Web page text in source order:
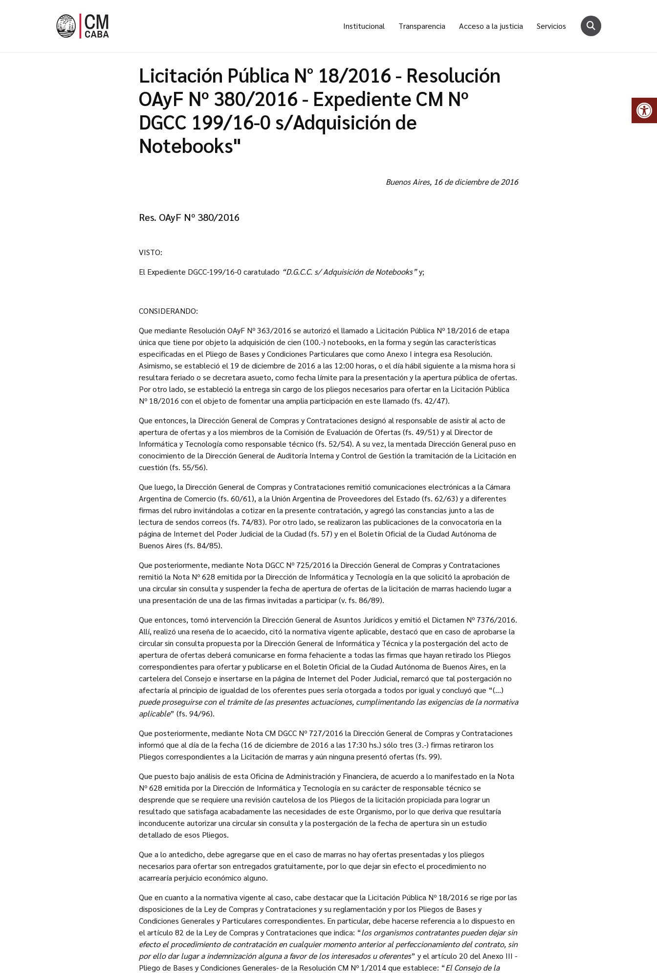
Institucional Transparencia Acceso a la justicia Servicios
Licitación Pública N° 18/2016 - Resolución
OAyF Nº 380/2016 - Expediente CM Nº
DGCC 199/16-0 s/Adquisición de
Notebooks"
Buenos Aires, 16 de diciembre de 2016
Res. OAyF Nº 380/2016
VISTO:
El Expediente DGCC-199/16-0 caratulado “D.G.C.C. s/ Adquisición de Notebooks”y;
CONSIDERANDO:
Que mediante Resolución OAyF Nº 363/2016 se autorizó el llamado a Licitación Pública Nº 18/2016 de etapa
única que tiene por objeto la adquisición de cien (100.-) notebooks, en la forma y según las características
especificadas en el Pliego de Bases y Condiciones Particulares que como Anexo I integra esa Resolución.
Asimismo, se estableció el 19 de diciembre de 2016 a las 12:00 horas, o el día hábil siguiente a la misma hora si
resultara feriado o se decretara asueto, como fecha límite para la presentación y la apertura pública de ofertas.
Por otro lado, se estableció la entrega sin cargo de los pliegos necesarios para ofertar en la Licitación Pública
Nº 18/2016 con el objeto de fomentar una amplia participación en este llamado (fs. 42/47).
Que entonces, la Dirección General de Compras y Contrataciones designó al responsable de asistir al acto de
apertura de ofertas y a los miembros de la Comisión de Evaluación de Ofertas (fs. 49/51) y al Director de
Informática y Tecnología como responsable técnico (fs. 52/54). A su vez, la mentada Dirección General puso en
conocimiento de la Dirección General de Auditoría Interna y Control de Gestión la tramitación de la Licitación en
cuestión (fs. 55/56).
Que luego, la Dirección General de Compras y Contrataciones remitió comunicaciones electrónicas a la Cámara
Argentina de Comercio (fs. 60/61), a la Unión Argentina de Proveedores del Estado (fs. 62/63) y a diferentes
firmas del rubro invitándolas a cotizar en la presente contratación, y agregó las constancias junto a las de
lectura de sendos correos (fs. 74/83). Por otro lado, se realizaron las publicaciones de la convocatoria en la
página de Internet del Poder Judicial de la Ciudad (fs. 57) y en el Boletín Oficial de la Ciudad Autónoma de
Buenos Aires (fs. 84/85).
Que posteriormente, mediante Nota DGCC Nº 725/2016 la Dirección General de Compras y Contrataciones
remitió la Nota Nº 628 emitida por la Dirección de Informática y Tecnología en la que solicitó la aprobación de
una circular sin consulta y suspender la fecha de apertura de ofertas de la licitación de marras haciendo lugar a
una presentación de una de las firmas invitadas a participar (v. fs. 86/89).
Que entonces, tomó intervención la Dirección General de Asuntos Jurídicos y emitió el Dictamen Nº 7376/2016.
Allí, realizó una reseña de lo acaecido, citó la normativa vigente aplicable, destacó que en caso de aprobarse la
circular sin consulta propuesta por la Dirección General de Informática y Técnica y la postergación del acto de
apertura de ofertas deberá comunicarse en forma fehaciente a todas las firmas que hayan retirado los Pliegos
correspondientes para ofertar y publicarse en el Boletin Oficial de la Ciudad Autónoma de Buenos Aires, en la
cartelera del Consejo e insertarse en la página de Internet del Poder Judicial, remarcó que tal postergación no
afectaría al principio de igualdad de los oferentes pues sería otorgada a todos por igual y concluyó que “(…)
puede proseguirse con el trámite de las presentes actuaciones, cumplimentando las exigencias de la normativa
aplicable” (fs. 94/96).
Que posteriormente, mediante Nota CM DGCC Nº 727/2016 la Dirección General de Compras y Contrataciones
informó que al día de la fecha (16 de diciembre de 2016 a las 17:30 hs.) sólo tres (3.-) firmas retiraron los
Pliegos correspondientes a la Licitación de marras y aún ninguna presentó ofertas (fs. 99).
Que puesto bajo análisis de esta Oficina de Administración y Financiera, de acuerdo a lo manifestado en la Nota
Nº 628 emitida por la Dirección de Informática y Tecnología en su carácter de responsable técnico se
desprende que se requiere una revisión cautelosa de los Pliegos de la licitación propiciada para lograr un
resultado que satisfaga acabadamente las necesidades de este Organismo, por lo que deriva que resultaría
inconducente autorizar una circular sin consulta y la postergación de la fecha de apertura sin un estudio
detallado de esos Pliegos.
Que a lo antedicho, debe agregarse que en el caso de marras no hay ofertas presentadas y los pliegos
necesarios para ofertar son entregados gratuitamente, por lo que dejar sin efecto el procedimiento no
acarrearía perjuicio económico alguno.
Que en cuanto a la normativa vigente al caso, cabe destacar que la Licitación Pública Nº 18/2016 se rige por las
disposiciones de la Ley de Compras y Contrataciones y su reglamentación y por los Pliegos de Bases y
Condiciones Generales y Particulares correspondientes. En particular, debe hacerse referencia a lo dispuesto en
el artículo 82 de la Ley de Compras y Contrataciones que indica: “los organismos contratantes pueden dejar sin
efecto el procedimiento de contratación en cualquier momento anterior al perfeccionamiento del contrato, sin
por ello dar lugar a indemnización alguna a favor de los interesados u oferentes” y el artículo 20 del Anexo III -
Pliego de Bases y Condiciones Generales- de la Resolución CM Nº 1/2014 que establece: “El Consejo de la